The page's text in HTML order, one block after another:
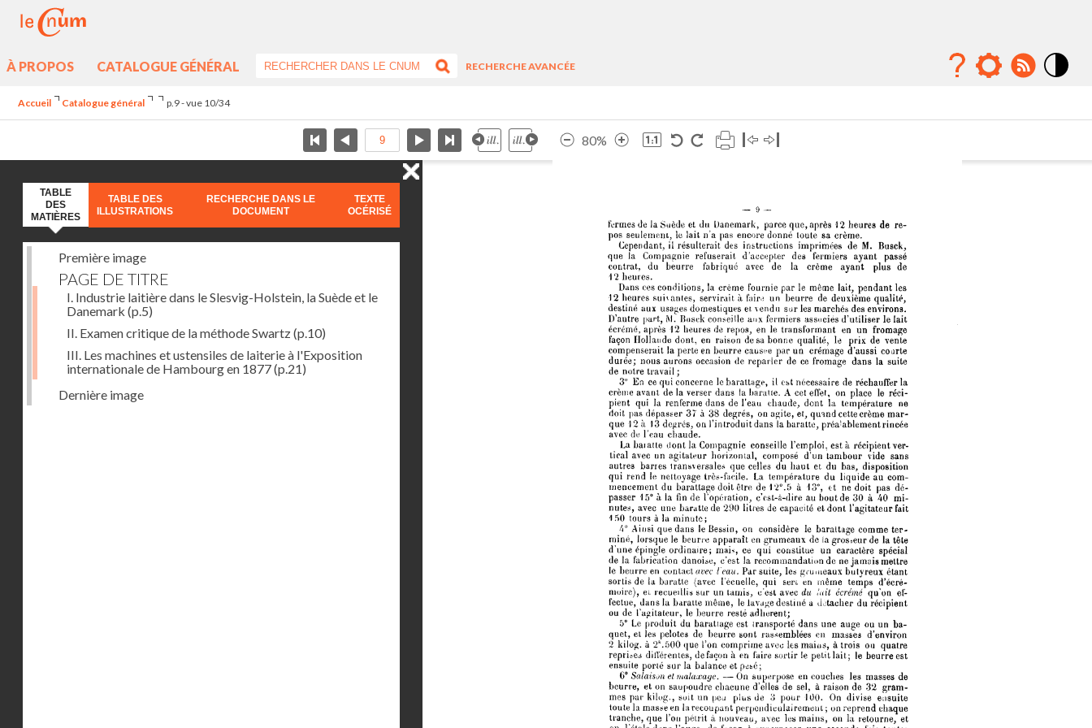
À PROPOS CATALOGUE GÉNÉRAL
RECHERCHE AVANCÉE
Accueil Catalogue général p.9 - vue 10/34
80%
TABLE
DES
MATIÈRES
TABLE DES
ILLUSTRATIONS
RECHERCHE DANS LE
DOCUMENT
TEXTE
OCÉRISÉ
Première image
PAGE DE TITRE
I. Industrie laitière dans le Slesvig-Holstein, la Suède et le
Danemark (p.5)
II. Examen critique de la méthode Swartz(p.10)
III. Les machines et ustensiles de laiterie à l'Exposition
internationale de Hambourg en 1877(p.21)
Dernière image